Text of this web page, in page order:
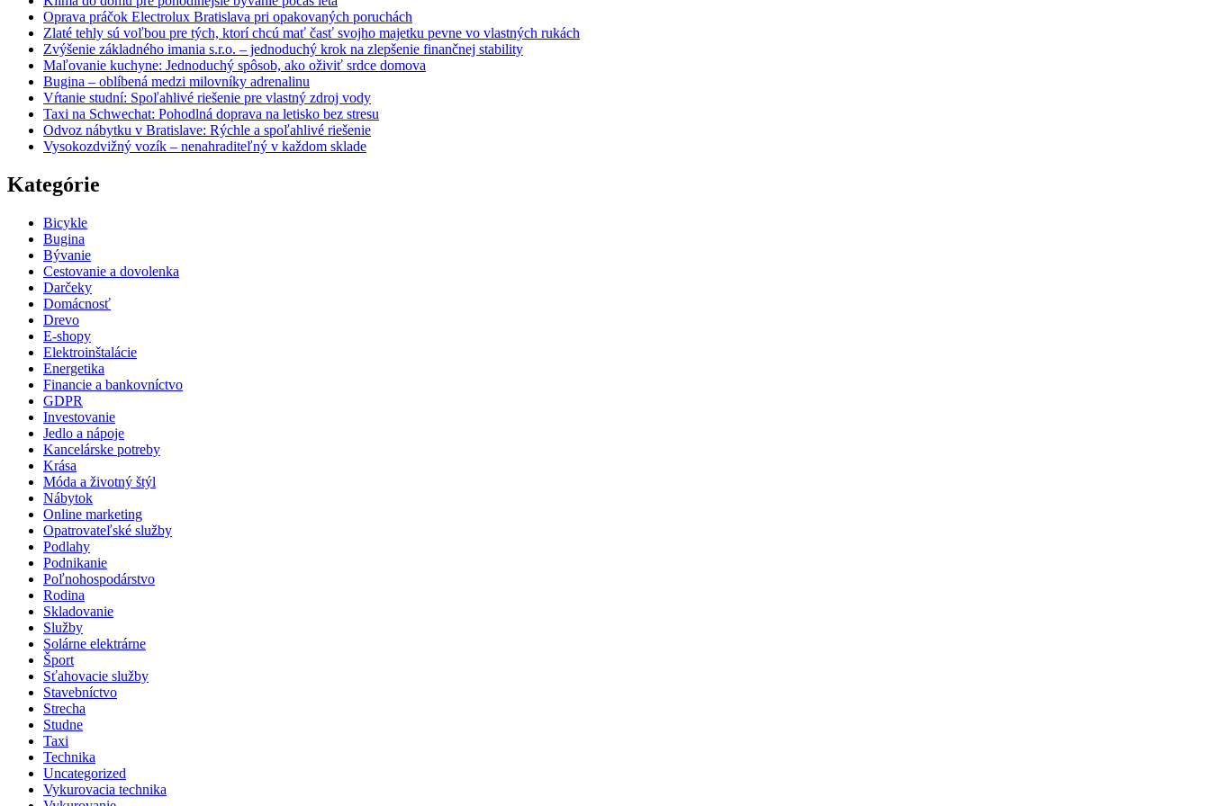
Oprava práčok Electrolux Bratislava pri opakovaných poruchách
Zlaté tehly sú voľbou pre tých, ktorí chcú mať časť svojho majetku pevne vo vlastných rukách
Zvýšenie základného imania s.r.o. – jednoduchý krok na zlepšenie finančnej stability
Maľovanie kuchyne: Jednoduchý spôsob, ako oživiť srdce domova
Bugina – oblíbená medzi milovníky adrenalinu
Vŕtanie studní: Spoľahlivé riešenie pre vlastný zdroj vody
Taxi na Schwechat: Pohodlná doprava na letisko bez stresu
Odvoz nábytku v Bratislave: Rýchle a spoľahlivé riešenie
Vysokozdvižný vozík – nenahraditeľný v každom sklade
Kategórie
Bicykle
Bugina
Bývanie
Cestovanie a dovolenka
Darčeky
Domácnosť
Drevo
E-shopy
Elektroinštalácie
Energetika
Financie a bankovníctvo
GDPR
Investovanie
Jedlo a nápoje
Kancelárske potreby
Krása
Móda a životný štýl
Nábytok
Online marketing
Opatrovateľské služby
Podlahy
Podnikanie
Poľnohospodárstvo
Rodina
Skladovanie
Služby
Solárne elektrárne
Šport
Sťahovacie služby
Stavebníctvo
Strecha
Studne
Taxi
Technika
Uncategorized
Vykurovacia technika